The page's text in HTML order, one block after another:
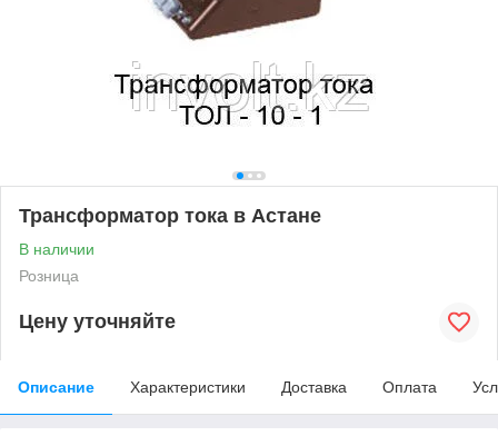
Трансформатор тока в Астане
В наличии
Розница
Цену уточняйте
Описание Характеристики Доставка Оплата